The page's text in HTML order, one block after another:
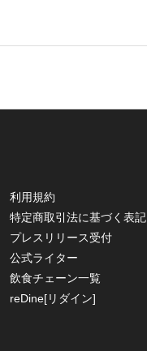
利用規約
特定商取引法に基づく表記
プレスリリース受付
公式ライター
飲食チェーン一覧
reDine[リダイン]